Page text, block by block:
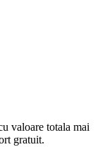
valoare totala mai
gratuit.